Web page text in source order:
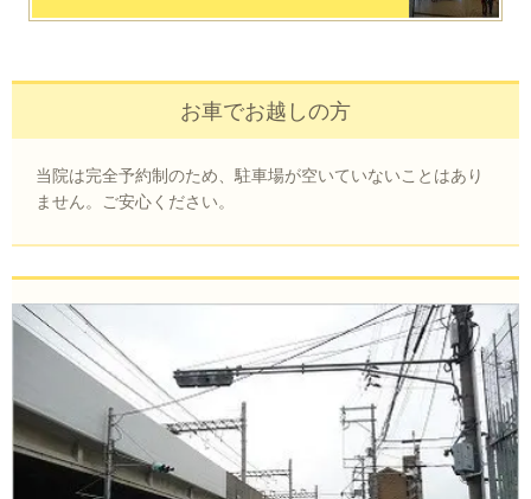
お車でお越しの方
当院は完全予約制のため、駐車場が空いていないことはあり
ません。ご安心ください。